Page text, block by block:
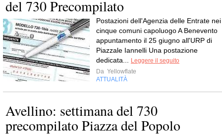
del 730 Precompilato
Postazioni dell'Agenzia delle Entrate nei
cinque comuni capoluogo A Benevento
appuntamento il 25 giugno all'URP di
Piazzale Iannelli Una postazione
dedicata...
Leggere il seguito
Da Yellowflate
ATTUALITÀ
Avellino: settimana del 730
precompilato Piazza del Popolo